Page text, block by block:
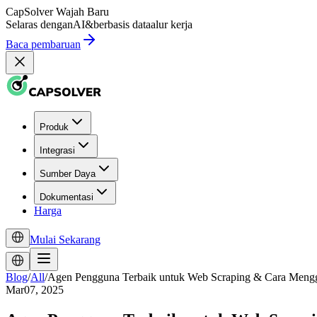
CapSolver Wajah Baru
Selaras denganAI&berbasis dataalur kerja
Baca pembaruan
Produk
Integrasi
Sumber Daya
Dokumentasi
Harga
Mulai Sekarang
Blog/All/Agen Pengguna Terbaik untuk Web Scraping & Cara
Mar07, 2025